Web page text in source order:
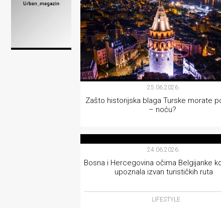
stolom
u
25.06.2026.
Zašto historijska blaga Turske morate
– noću?
24.06.2026.
Bosna i Hercegovina očima Belgijanke
upoznala izvan turističkih ruta
LIFESTYLE